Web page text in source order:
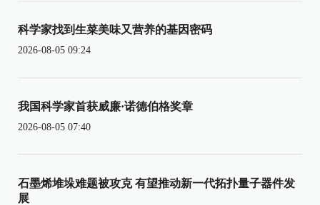
科学家找到生菜美味又营养的基因密码
2026-08-05 09:24
我国科学家首获威廉·诺德伯格奖章
2026-08-05 07:40
石墨烯堆垛难题被攻克 有望推动新一代拓扑量子器件发
展